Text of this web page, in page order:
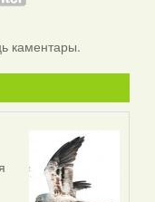
каментары.